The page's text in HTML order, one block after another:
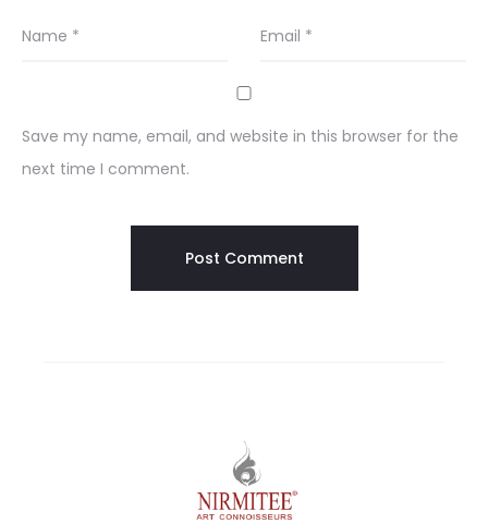
Name * Email *
Save my name, email, and website in this browser for the
next time I comment.